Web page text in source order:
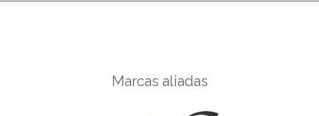
Marcas aliadas